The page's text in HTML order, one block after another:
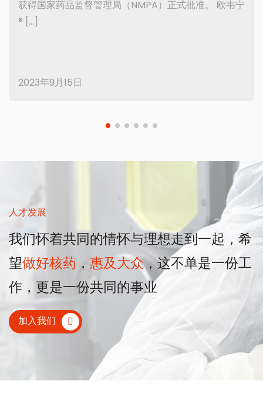
获得国家药品监督管理局（NMPA）正式批准。 欧韦宁
® […]
2023年9月15日
人才发展
我们怀着共同的情怀与理想走到一起，希
望做好核药 ， 惠及大众，这不单是一份工
作，更是一份共同的事业
加入我们